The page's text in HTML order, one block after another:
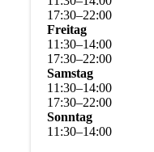
17:30–22:00
Freitag
11 :30–14:00
17:30–22:00
Samstag
11 :30–14:00
17:30–22:00
Sonntag
11 :30–14:00